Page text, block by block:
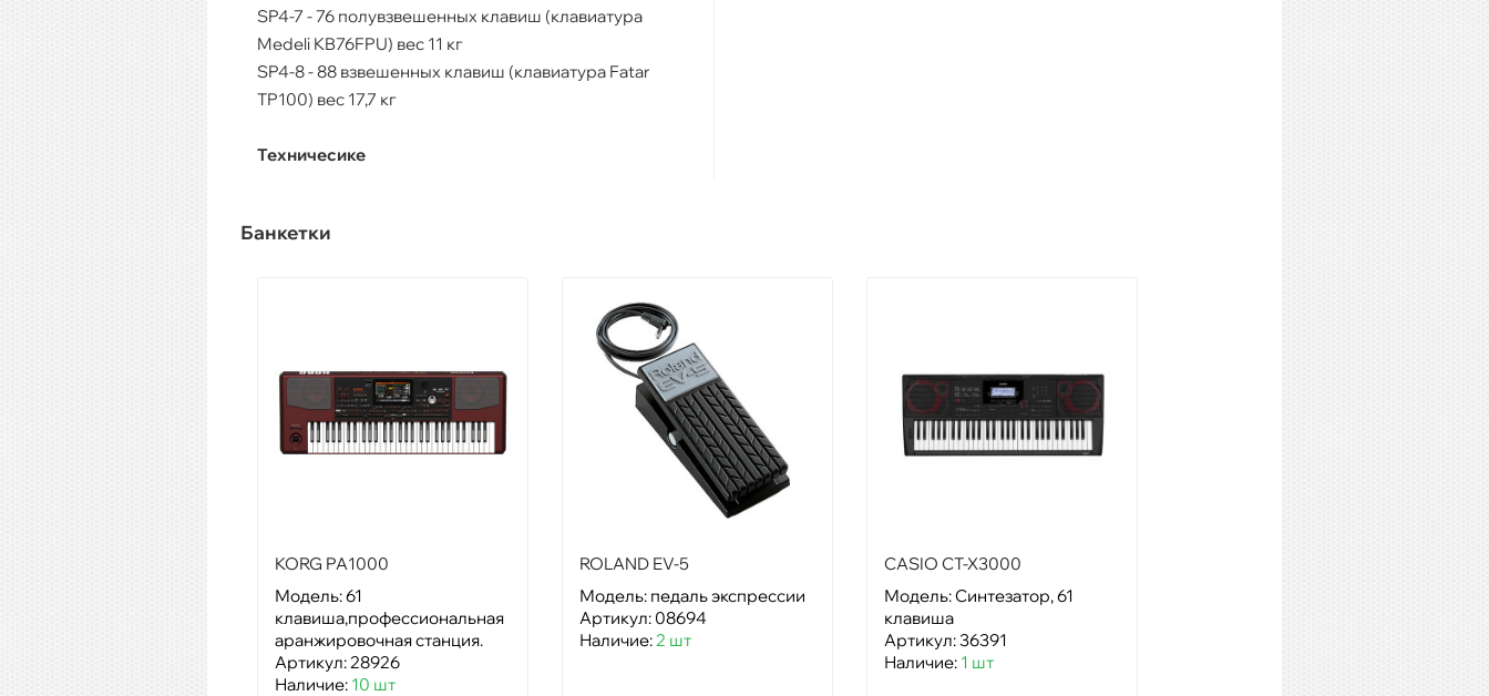
SP4-7 - 76 полувзвешенных клавиш (клавиатура
Medeli KB76FPU) вес 11 кг
SP4-8 - 88 взвешенных клавиш (клавиатура Fatar
TP100) вес 17,7 кг
Техничесике
Банкетки
KORG PA1000
Модель: 61
клавиша,профессиональная
аранжировочная станция.
Артикул: 28926
Наличие: 10 шт
ROLAND EV-5
Модель: педаль экспрессии
Артикул: 08694
Наличие:2 шт
CASIO CT-X3000
Модель: Синтезатор, 61
клавиша
Артикул: 36391
Наличие: 1 шт